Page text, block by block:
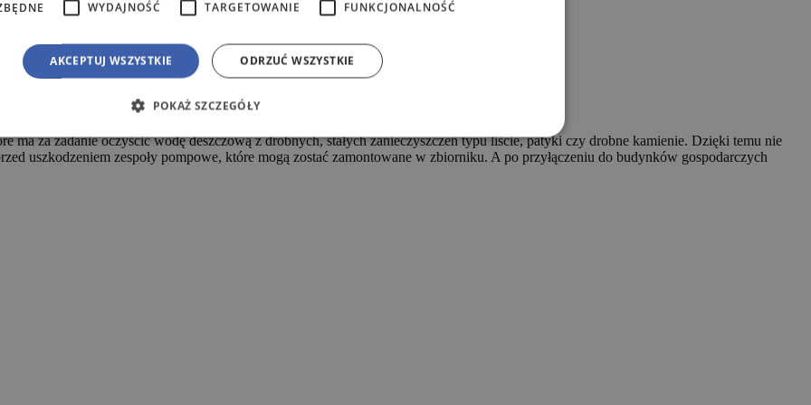
ma za zadanie oczyścić wodę deszczową z drobnych, stałych zanieczyszczeń typu liście, patyki czy drobne kamienie. Dzięki temu nie
uszkodzeniem zespoły pompowe, które mogą zostać zamontowane w zbiorniku. A po przyłączeniu do budynków gospodarczych
WYDAJNOŚĆ TARGETOWANIE FUNKCJONALNOŚĆ
AKCEPTUJ WSZYSTKIE ODRZUĆ WSZYSTKIE
POKAŻ SZCZEGÓŁY